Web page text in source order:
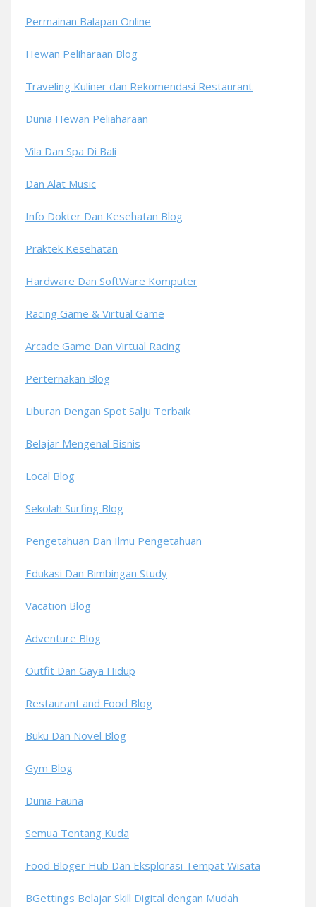
Permainan Balapan Online
Hewan Peliharaan Blog
Traveling Kuliner dan Rekomendasi Restaurant
Dunia Hewan Peliaharaan
Vila Dan Spa Di Bali
Dan Alat Music
Info Dokter Dan Kesehatan Blog
Praktek Kesehatan
Hardware Dan SoftWare Komputer
Racing Game & Virtual Game
Arcade Game Dan Virtual Racing
Perternakan Blog
Liburan Dengan Spot Salju Terbaik
Belajar Mengenal Bisnis
Local Blog
Sekolah Surfing Blog
Pengetahuan Dan Ilmu Pengetahuan
Edukasi Dan Bimbingan Study
Vacation Blog
Adventure Blog
Outfit Dan Gaya Hidup
Restaurant and Food Blog
Buku Dan Novel Blog
Gym Blog
Dunia Fauna
Semua Tentang Kuda
Food Bloger Hub Dan Eksplorasi Tempat Wisata
BGettings Belajar Skill Digital dengan Mudah